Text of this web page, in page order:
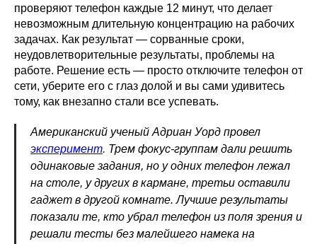
проверяют телефон каждые 12 минут, что делает
невозможным длительную концентрацию на рабочих
задачах. Как результат — сорванные сроки,
неудовлетворительные результаты, проблемы на
работе. Решение есть — просто отключите телефон от
сети, уберите его с глаз долой и вы сами удивитесь
тому, как внезапно стали все успевать.
Американский ученый Адриан Уорд провел
эксперимент. Трем фокус-группам дали решить
одинаковые задания, но у одних телефон лежал
на столе, у других в кармане, третьи оставили
гаджет в другой комнате. Лучшие результаты
показали те, кто убрал телефон из поля зрения и
решали тесты без малейшего намека на